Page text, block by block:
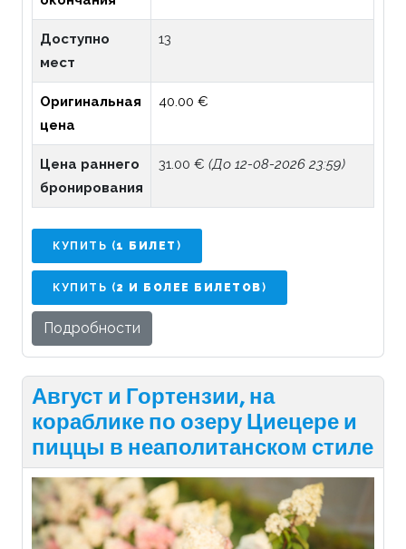
Доступно
мест
13
Оригинальная
цена
40.00 €
Цена раннего
бронирования
31.00 € (До 12-08-2026 23:59)
КУПИТЬ (1 БИЛЕТ )
КУПИТЬ (2 И БОЛЕЕ БИЛЕТОВ)
Подробности
Август и Гортензии, на
кораблике по озеру Циецере и
пиццы в неаполитанском стиле